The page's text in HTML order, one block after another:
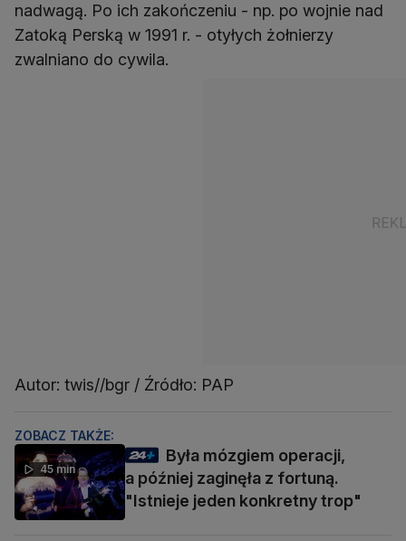
nadwagą. Po ich zakończeniu - np. po wojnie nad
Zatoką Perską w 1991 r. - otyłych żołnierzy
zwalniano do cywila.
Autor: twis//bgr / Źródło: PAP
ZOBACZ TAKŻE:
45 min
Była mózgiem operacji,
a później zaginęła z fortuną.
"Istnieje jeden konkretny trop"